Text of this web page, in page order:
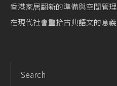
香港家居翻新的準備與空間管理
在現代社會重拾古典語文的意義